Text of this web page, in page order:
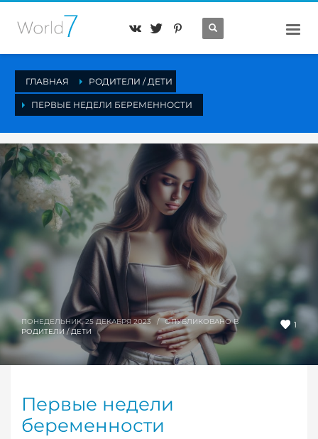
ГЛАВНАЯ РОДИТЕЛИ / ДЕТИ
ПЕРВЫЕ НЕДЕЛИ БЕРЕМЕННОСТИ
1
ПОНЕДЕЛЬНИК, 25 ДЕКАБРЯ 2023 /
ОПУБЛИКОВАНО В
РОДИТЕЛИ / ДЕТИ
Первые недели
беременности